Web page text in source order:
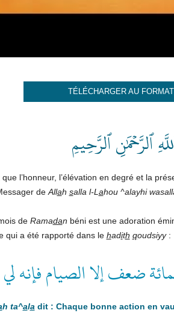
TÉLÉCHARGER AU
ٱلرَّحۡمَٰنِ ٱلرَّحِيمِ
que l’honneur, l’élévation en degré et la
de Allah salla l-L ahou ^alayhi
de Ramadan béni est une adoration
qui a été rapporté dans le hadith qoudsiyy :
ضعف إلا الصيام فإنه
h ta^ala dit : Chaque bonne action en